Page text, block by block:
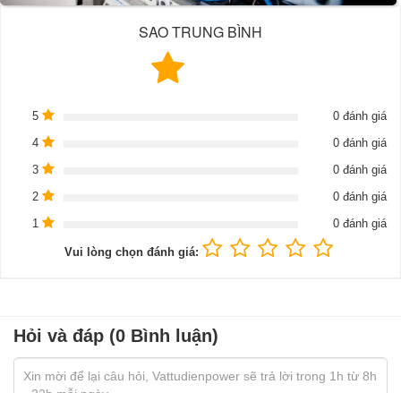
SAO TRUNG BÌNH
5
0 đánh giá
4
0 đánh giá
3
0 đánh giá
2
0 đánh giá
1
0 đánh giá
Vui lòng chọn đánh giá:
Hỏi và đáp (0 Bình luận)